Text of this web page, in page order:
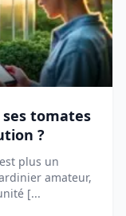
tomates
?
plus un
amateur,
[...